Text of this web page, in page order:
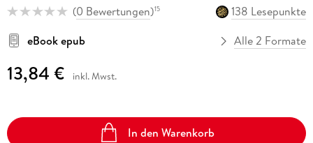
(0 Bewertungen)15
138 Lesepunkte
eBook epub
Alle 2 Formate
13,84 € inkl. Mwst.
In den Warenkorb